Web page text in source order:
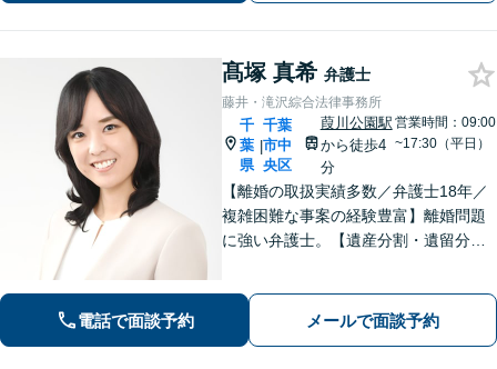
髙塚 真希 弁護士
藤井・滝沢綜合法律事務所
千
葉
県
|
千葉
市中
央区
葭川公園駅
から徒歩4
分
営業時間：09:00
~17:30（平日）
【離婚の取扱実績多数／弁護士18年／
複雑困難な事案の経験豊富】離婚問題
に強い弁護士。【遺産分割・遺留分・
寄り添って的確にアドバイスし、最善
の解決に導きます。【千葉駅徒歩13
電話で面談予約 メールで面談予約